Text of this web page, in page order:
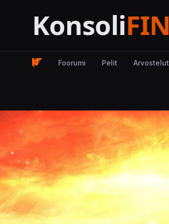
Foorumi Pelit Arvostelut